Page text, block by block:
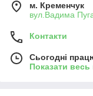
м. Кременчук
вул.Вадима
Контакти
Сьогодні
Показати весь